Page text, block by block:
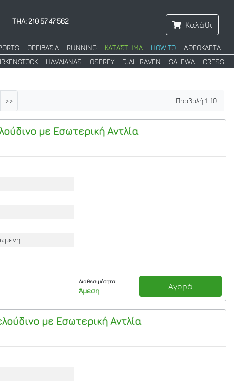
ΤΗΛ: 210 57 47 562 Καλάθι
ΟΡΕΙΒΑΣΙΑ RUNNING ΚΑΤΑΣΤΗΜΑ HOW TO
ΔΩΡΟΚΑΡΤΑ
HAVAIANAS OSPREY FJALLRAVEN SALEWA CRESSI
>> Προβολή:1-10
με Εσωτερική Αντλία
Διαθεσιμότητα:
Άμεση Αγορά
με Εσωτερική Αντλία